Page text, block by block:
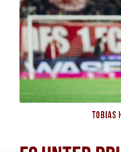
Tobias